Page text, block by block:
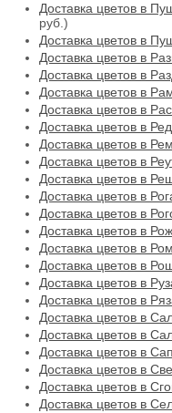
Доставка цветов в
руб.)
Доставка цветов в
Доставка цветов в
Доставка цветов в
Доставка цветов в
Доставка цветов в
Доставка цветов в
Доставка цветов в
Доставка цветов в
Доставка цветов в
Доставка цветов в
Доставка цветов в
Доставка цветов в
Доставка цветов в
Доставка цветов в
Доставка цветов в
Доставка цветов в
Доставка цветов в
Доставка цветов в
Доставка цветов в
Доставка цветов в
Доставка цветов в
Доставка цветов в